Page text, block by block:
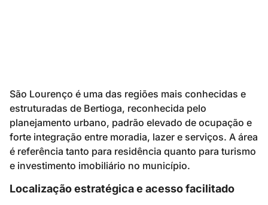
São Lourenço é uma das regiões mais conhecidas e
estruturadas de Bertioga, reconhecida pelo
planejamento urbano, padrão elevado de ocupação e
forte integração entre moradia, lazer e serviços. A área
é referência tanto para residência quanto para turismo
e investimento imobiliário no município.
Localização estratégica e acesso facilitado